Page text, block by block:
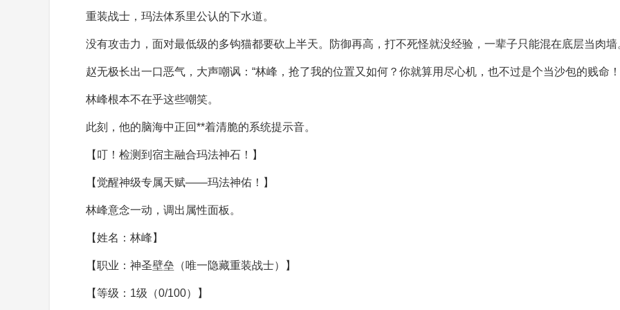
重装战士，玛法体系里公认的下水道。
没有攻击力，面对最低级的多钩猫都要砍上半天。防御再高，打不死怪就没经验，一辈子只能混在底层当肉墙
赵无极长出一口恶气，大声嘲讽：“林峰，抢了我的位置又如何？你就算用尽心机，也不过是个当沙包的贱命！
林峰根本不在乎这些嘲笑。
此刻，他的脑海中正回**着清脆的系统提示音。
【叮！检测到宿主融合玛法神石！】
【觉醒神级专属天赋——玛法神佑！】
林峰意念一动，调出属性面板。
【姓名：林峰】
【职业：神圣壁垒（唯一隐藏重装战士）】
【等级：1级（0/100）】